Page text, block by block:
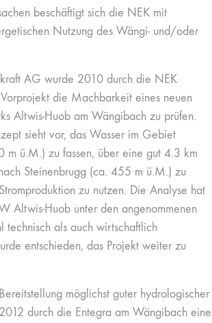
beschäftigt sich die NEK mit
Nutzung des Wängi- und/oder
AG wurde 2010 durch die NEK
die Machbarkeit eines neuen
Altwis-Huob am Wängibach zu prüfen.
sieht vor, das Wasser im Gebiet
m ü.M.) zu fassen, über eine gut 4.3 km
Steinenbrugg (ca. 455 m ü.M.) zu
zu nutzen. Die Analyse hat
Altwis-Huob unter den angenommenen
technisch als auch wirtschaftlich
entschieden, das Projekt weiter zu
möglichst guter hydrologischer
durch die Entegra am Wängibach eine